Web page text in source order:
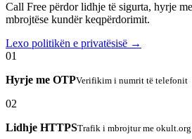
Call Free përdor lidhje të sigurta, hyrje
mbrojtëse kundër keqpërdorimit.
Lexo politikën e privatësisë →
01
Hyrje me OTPVerifikim i numrit të telefonit
02
Lidhje HTTPSTrafik i mbrojtur me okult.org